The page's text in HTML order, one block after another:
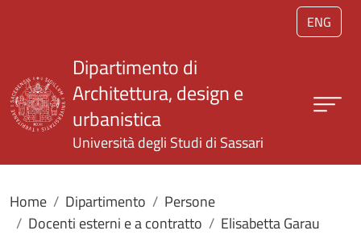
Salta al contenuto principale
ENG
Dipartimento di
Architettura, design e
urbanistica
Università degli Studi di Sassari
Home Dipartimento
Persone
Docenti esterni e a contratto
Elisabetta Garau